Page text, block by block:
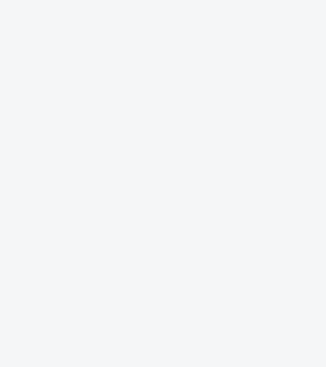
Avec sa nouvelle campagne, La
sa citoyenneté crée de la valeur pour
BoursoBank intègrera
Après de multiples hésitations,
final la solution de virement SEPA